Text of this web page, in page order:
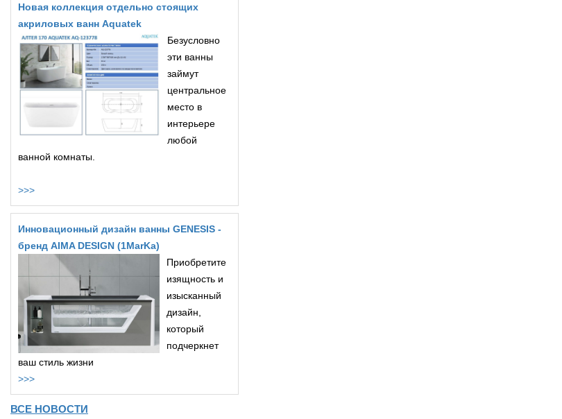
Новая коллекция отдельно стоящих
акриловых ванн Aquatek
Безусловно
эти ванны
займут
центральное
место в
интерьере
любой
ванной комнаты.
>>>
Инновационный дизайн ванны GENESIS -
бренд AIMA DESIGN (1MarKa)
Приобретите
изящность и
изысканный
дизайн,
который
подчеркнет
ваш стиль жизни
>>>
ВСЕ НОВОСТИ